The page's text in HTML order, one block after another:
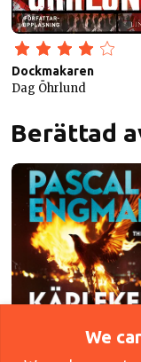
Dockmakaren
Dag Öhrlund
Berättad
Pascal Engmann
We